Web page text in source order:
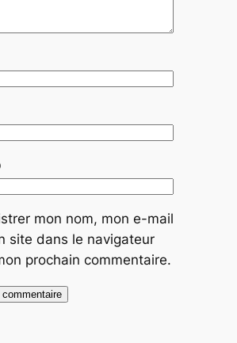
mon nom, mon e-mail
site dans le navigateur
prochain commentaire.